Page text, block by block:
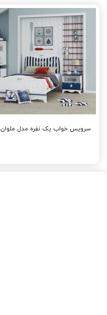
سرویس خواب یک نفره مدل ملوان